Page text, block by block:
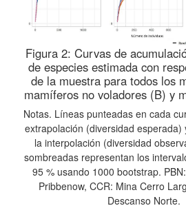
Figura 2: Curvas de
de especies estimada con
de la muestra para todos los
mamíferos no voladores (B) y
Notas. Líneas punteadas en cada
extrapolación (diversidad esperada)
la interpolación (diversidad
sombreadas representan los
95 % usando 1000 bootstrap.
Pribbenow, CCR: Mina Cerro
Descanso Norte.